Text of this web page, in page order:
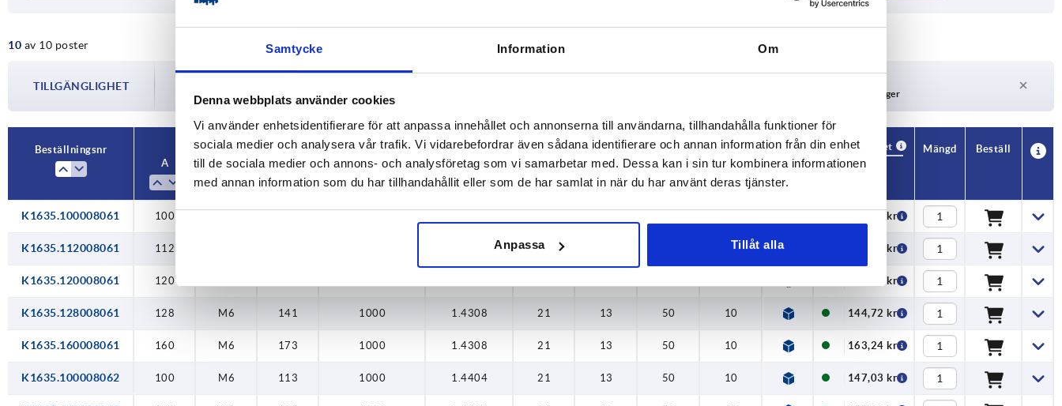
Samtycke Information Om
Denna webbplats använder cookies
Vi använder enhetsidentifierare för att anpassa innehållet och annonserna till användarna, tillhandahålla funktioner för
sociala medier och analysera vår trafik. Vi vidarebefordrar även sådana identifierare och annan information från din enhet
till de sociala medier och annons- och analysföretag som vi samarbetar med. Dessa kan i sin tur kombinera informationen
med annan information som du har tillhandahållit eller som de har samlat in när du har använt deras tjänster.
Anpassa Tillåt alla
112
128
133
173
10 av 10 poster FÖRSTORA TABELLEN
TILLGÄNGLIGHET
Tillgängligheten uppdateras flera gånger per dag med jämna mellanrum. Du kommer att
din beställning.
För närvarande inte i lager
Beställningsnr
A
D L Bärförmåga N Stålnyckel B B1 H T
CAD
Tillgänglighet
Pris
Mängd Beställ
K1635.100008061 100 122,45 kr
K1635.112008061 112 21 10 131,16 kr
K1635.120008061 120 137,89 kr
K1635.128008061 128 M6 141 1000 1.4308 21 13 50 10 144,72 kr
K1635.160008061 160 M6 173 1000 1.4308 21 13 50 10 163,24 kr
K1635.100008062 100 M6 113 1000 1.4404 21 13 50 10 147,03 kr